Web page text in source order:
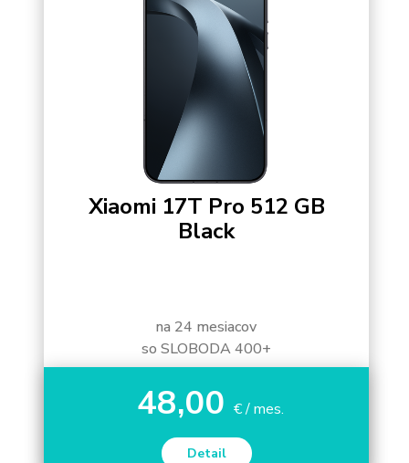
Xiaomi 17T Pro 512 GB
Black
na 24 mesiacov
so SLOBODA 400+
48,00 € / mes.
Detail